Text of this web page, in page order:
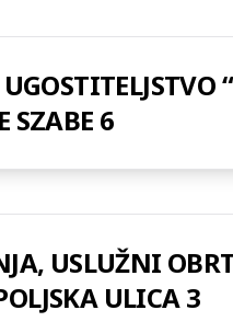
SZABE 6
USLUŽNI
ULICA 3